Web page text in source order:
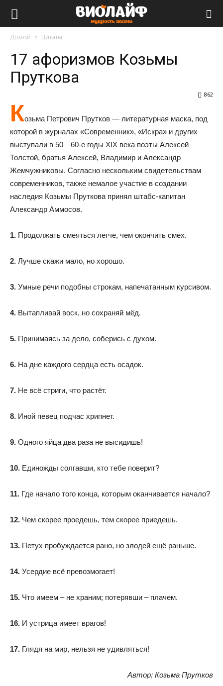
Домой Цитаты
17 афоризмов Козьмы
Пруткова
862
Козьма Петрович Прутков — литературная маска, под
которой в журналах «Современник», «Искра» и других
выступали в 50—60-е годы XIX века поэты Алексей
Толстой, братья Алексей, Владимир и Александр
Жемчужниковы. Согласно нескольким свидетельствам
современников, также немалое участие в создании
наследия Козьмы Пруткова принял штабс-капитан
Александр Аммосов.
1. Продолжать смеяться легче, чем окончить смех.
2. Лучше скажи мало, но хорошо.
3. Умные речи подобны строкам, напечатанным курсивом.
4. Вытапливай воск, но сохраняй мёд.
5. Принимаясь за дело, соберись с духом.
6. На дне каждого сердца есть осадок.
7. Не всё стриги, что растёт.
8. Иной певец подчас хрипнет.
9. Одного яйца два раза не высидишь!
10. Единожды солгавши, кто тебе поверит?
11. Где начало того конца, которым оканчивается начало?
12. Чем скорее проедешь, тем скорее приедешь.
13. Петух пробуждается рано, но злодей ещё раньше.
14. Усердие всё превозмогает!
15. Что имеем – не храним; потерявши – плачем.
16. И устрица имеет врагов!
17. Глядя на мир, нельзя не удивляться!
Автор: Козьма Прутков